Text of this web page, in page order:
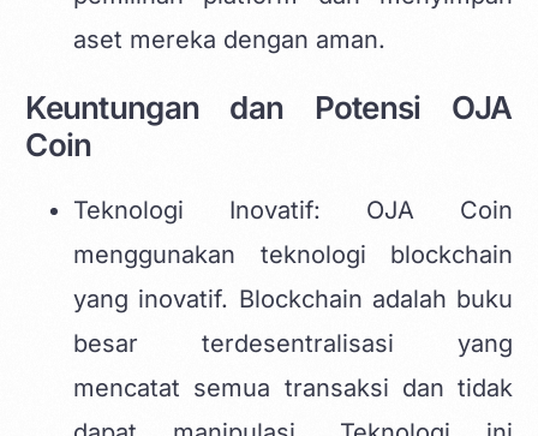
aset mereka dengan aman.
Keuntungan dan Potensi OJA
Coin
Teknologi Inovatif: OJA Coin
menggunakan teknologi blockchain
yang inovatif. Blockchain adalah buku
besar terdesentralisasi yang
mencatat semua transaksi dan tidak